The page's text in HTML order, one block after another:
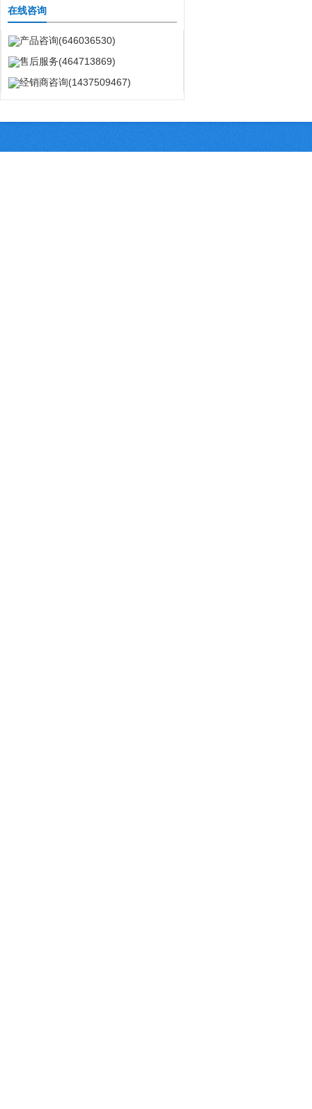
在线咨询
产品咨询(646036530)
售后服务(464713869)
经销商咨询(1437509467)